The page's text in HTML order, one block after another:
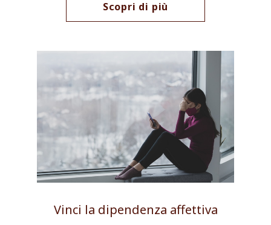
Scopri di più
Vinci la dipendenza affettiva